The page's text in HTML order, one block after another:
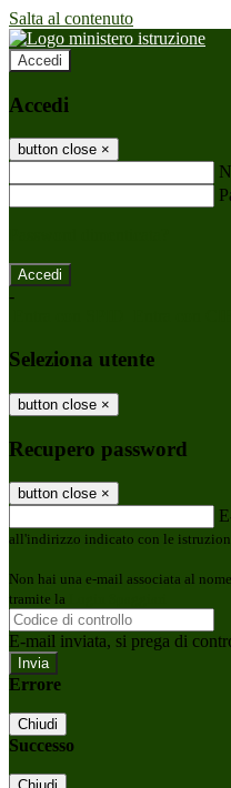
Salta al contenuto
Accedi
Accedi
button close ×
-
Seleziona utente
button close ×
Recupero password
button close ×
all'indirizzo indicato con le
Non hai una e-mail associata al
tramite la
E-mail inviata, si prega di
Errore
Chiudi
Successo